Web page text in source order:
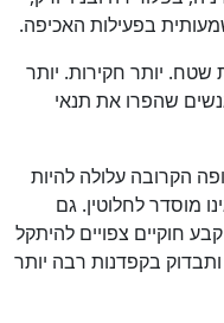
בפעילות האכיפה.
שטח. יותר חקירות. יותר
שהפרו את תנאי
הקרובה עלולה להיות
מוסדר לחלוטין. גם
חוקיים צפויים להיתקל
בקפדנות רבה יותר